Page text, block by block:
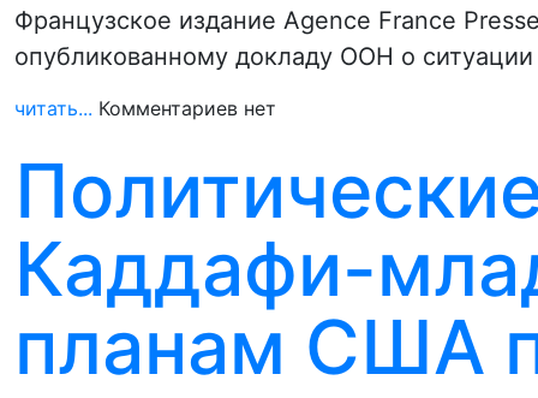
Французское издание Agence France
опубликованному докладу ООН о
читать... Комментариев нет
Каддафи-
планам США